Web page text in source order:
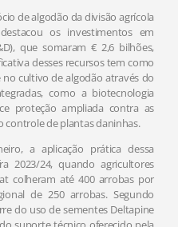
de algodão da divisão agrícola
os investimentos em
que somaram € 2,6 bilhões,
desses recursos tem como
cultivo de algodão através do
como a biotecnologia
proteção ampliada contra as
controle de plantas daninhas.
a aplicação prática dessa
2023/24, quando agricultores
colheram até 400 arrobas por
de 250 arrobas. Segundo
do uso de sementes Deltapine